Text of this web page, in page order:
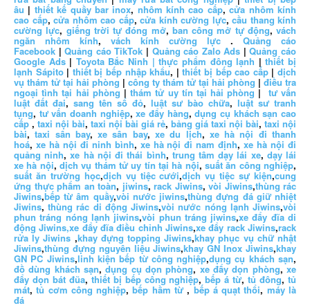
âu | thiết kế quầy bar inox, nhôm kính cao cấp,cửa nhôm kính
cao cấp, cửa nhôm cao cấp, cửa kính cường lực, cầu thang kính
cường lực, giếng trời tự đóng mở, ban công mở tự động, vách
ngăn nhôm kính, vách kính cường lực . Quảng cáo
Facebook |Quảng cáo TikTok | Quảng cáo Zalo Ads |Quảng cáo
Google Ads| Toyota Bắc Ninh | thực phẩm đông lạnh |thiết bị
lạnh Sápito | thiết bị bếp nhập khẩu, |thiết bị bếp cao cấp|dịch
vụ thám tử tại hải phòng | công ty thám tử tại hải phòng | điều tra
ngoại tình tại hải phòng |thám tử uy tín tại hải phòng | tư vấn
luật đất đai, sang tên sổ đỏ, luật sư bào chữa, luật sư tranh
tụng, tư vấn doanh nghiệp,xe đẩy hàng,dụng cụ khách sạn cao
cấp , taxi nội bài, taxi nội bài giá rẻ, bảng giá taxi nội bài, taxi nội
bài,taxi sân bay,xe sân bay,xe du lịch, xe hà nội đi thanh
hoá, xe hà nội đi ninh bình, xe hà nội đi nam định,xe hà nội đi
quảng ninh,xe hà nội đi thái bình, trung tâm dạy lái xe, dạy lái
xe hà nội,dịch vụ thám tử uy tín tại hà nội,suất ăn công nghiệp,
suất ăn trường học,dịch vụ tiệc cưới,dịch vụ tiệc sự kiện,cung
ứng thực phẩm an toàn, jiwins, rack Jiwins, vòi Jiwins,thùng rác
Jiwins,bếp từ âm quầy,vòi nước jiwins,thùng đựng đá giữ nhiệt
Jiwins,thùng rác di động Jiwins,vòi nước nóng lạnh Jiwins,vòi
phun tráng nóng lạnh jiwins,vòi phun tráng jiwins,xe đẩy đĩa di
động Jiwins,xe đẩy đĩa điều chỉnh Jiwins,xe đẩy rack Jiwins,rack
rửa ly Jiwins ,khay đựng topping Jiwins,khay phục vụ chữ nhật
Jiwins,thùng đựng nguyên liệu Jiwins,khay GN Inox Jiwins,khay
GN PC Jiwins,linh kiện bếp từ công nghiệp,dụng cụ khách sạn,
đồ dùng khách sạn,dụng cụ dọn phòng, xe đẩy dọn phòng,xe
đẩy dọn bát đũa, thiết bị bếp công nghiệp,bếp á từ,tủ đông,tủ
mát,tủ cơm công nghiệp,bếp hầm từ , bếp á quạt thổi, máy là
đá